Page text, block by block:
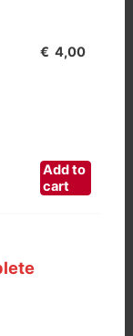
€ 4,00
Add to
cart